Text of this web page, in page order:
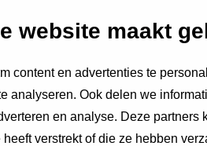
website maakt
content en advertenties te
analyseren. Ook delen we
en analyse. Deze
verstrekt of die ze hebben
Yvonne Vanneste
onderzoeker, adviseur
yvanneste@ncj.nl
06 - 83 77 83 91
LinkedIn